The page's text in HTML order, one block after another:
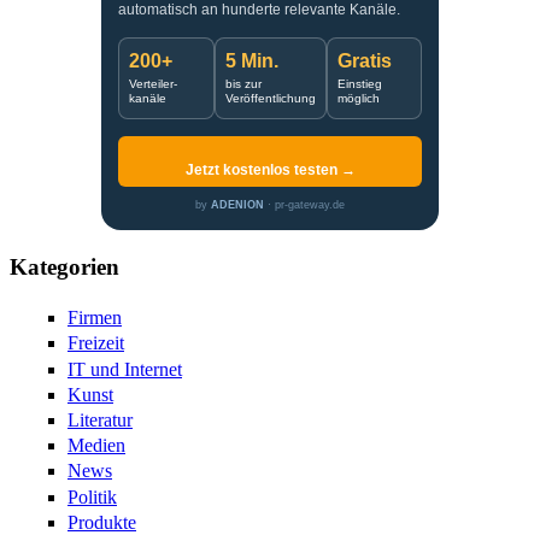
automatisch an hunderte relevante Kanäle.
200+
Verteiler-
kanäle
5 Min.
bis zur
Veröffentlichung
Gratis
Einstieg
möglich
Jetzt kostenlos testen →
by ADENION · pr-gateway.de
Kategorien
Firmen
Freizeit
IT und Internet
Kunst
Literatur
Medien
News
Politik
Produkte